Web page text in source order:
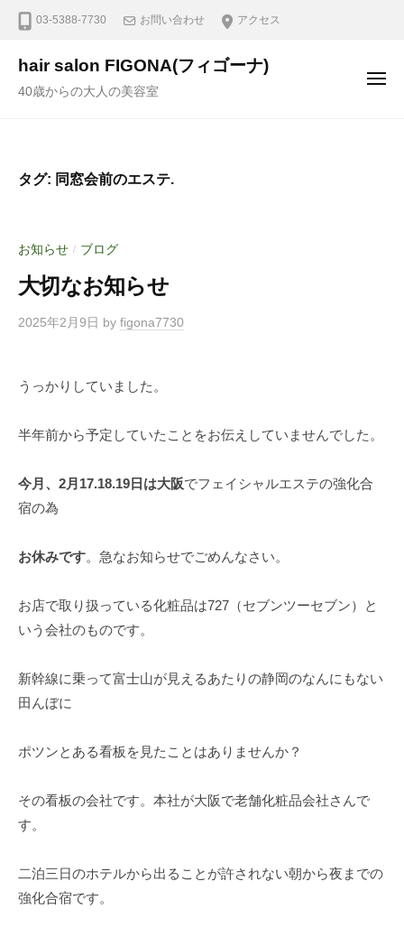
03-5388-7730 お問い合わせ アクセス
hair salon FIGONA(フィゴーナ)
40歳からの大人の美容室
タグ: 同窓会前のエステ.
お知らせ / ブログ
大切なお知らせ
2025年2月9日 by figona7730
うっかりしていました。
半年前から予定していたことをお伝えしていませんでした。
今月、2月17.18.19日は大阪でフェイシャルエステの強化合
宿の為
お休みです。急なお知らせでごめんなさい。
お店で取り扱っている化粧品は727（セブンツーセブン）と
いう会社のものです。
新幹線に乗って富士山が見えるあたりの静岡のなんにもない
田んぼに
ポツンとある看板を見たことはありませんか？
その看板の会社です。本社が大阪で老舗化粧品会社さんで
す。
二泊三日のホテルから出ることが許されない朝から夜までの
強化合宿です。